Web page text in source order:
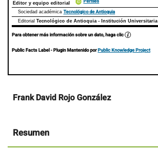
Editor y equipo editorial Perfiles
Sociedad académica Tecnológico de Antioquia
Editorial Tecnológico de Antioquia - Institución Universitaria
Para obtener más información sobre un dato, haga clic
Public Facts Label- Plugin Mantenido porPublic Knowledge Project
Contenido
principal
Frank David Rojo González
Resumen